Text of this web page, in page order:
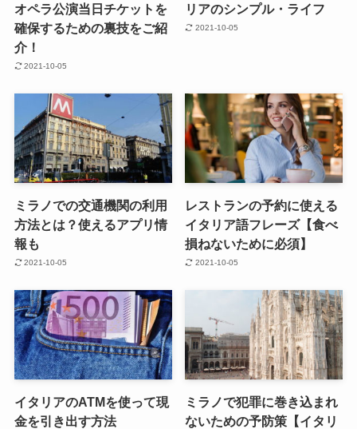
オペラ公演当日チケットを
確保するための裏技をご紹
介！
2021-10-05
リアのシンプル・ライフ
2021-10-05
ミラノでの交通機関の利用
方法とは？使えるアプリ情
報も
2021-10-05
レストランの予約に使える
イタリア語フレーズ【食べ
損ねないために必須】
2021-10-05
イタリアのATMを使って現
金を引き出す方法
ミラノで犯罪に巻き込まれ
ないための予防策【イタリ